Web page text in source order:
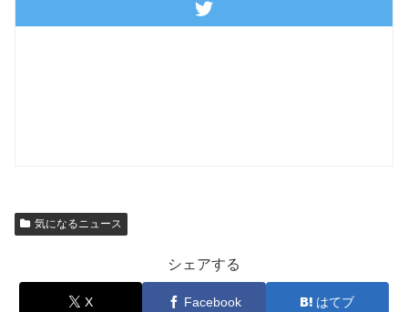
気になるニュース
シェアする
X Facebook はてブ